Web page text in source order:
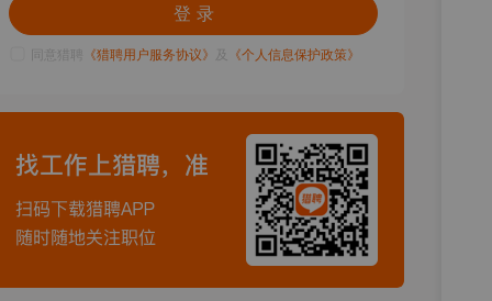
登 录
同意猎聘 《猎聘用户服务协议》 及 《个人信息保护政策》